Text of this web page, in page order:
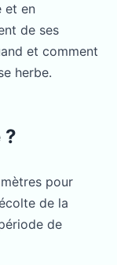
et en
de ses
et comment
herbe.
?
pour
de la
de